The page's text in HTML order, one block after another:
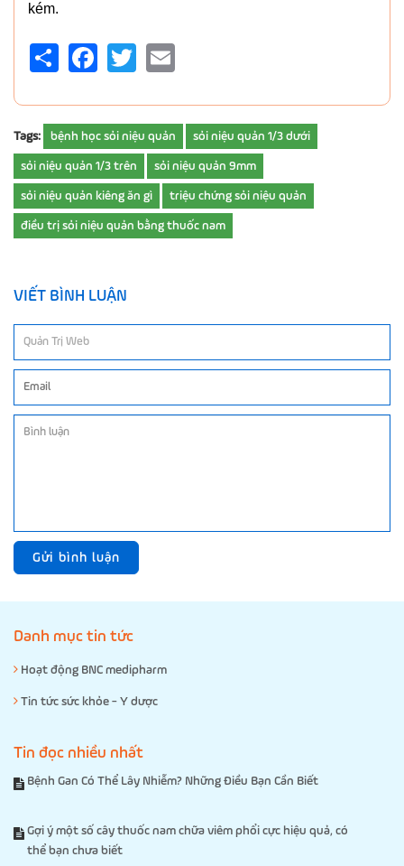
kém.
Share FacebookTwitter
Tags: bệnh học sỏi niệu quản sỏi niệu quản 1/3 dưới
sỏi niệu quản 1/3 trên sỏi niệu quản 9mm
sỏi niệu quản kiêng ăn gì triệu chứng sỏi niệu quản
điều trị sỏi niệu quản bằng thuốc nam
VIẾT BÌNH LUẬN
Gửi bình luận
Danh mục tin tức
Hoạt động BNC medipharm
Tin tức sức khỏe - Y dược
Tin đọc nhiều nhất
Bệnh Gan Có Thể Lây Nhiễm? Những Điều Bạn Cần Biết
Gợi ý một số cây thuốc nam chữa viêm phổi cực hiệu quả, có
thể bạn chưa biết